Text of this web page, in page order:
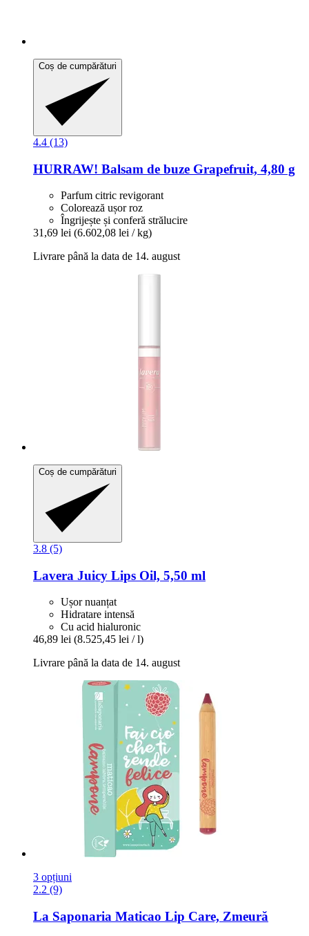
Coș de cumpărături
4.4 (13)
HURRAW! Balsam de buze Grapefruit, 4,80 g
Parfum citric revigorant
Colorează ușor roz
Îngrijește și conferă strălucire
31,69 lei (6.602,08 lei / kg)
Livrare până la data de 14. august
Coș de cumpărături
3.8 (5)
Lavera Juicy Lips Oil, 5,50 ml
Ușor nuanțat
Hidratare intensă
Cu acid hialuronic
46,89 lei (8.525,45 lei / l)
Livrare până la data de 14. august
3 opțiuni
2.2 (9)
La Saponaria Maticao Lip Care, Zmeură